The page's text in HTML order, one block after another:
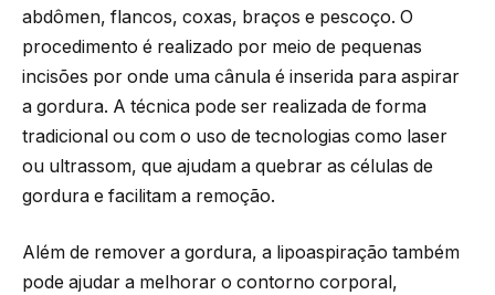
abdômen, flancos, coxas, braços e pescoço. O
procedimento é realizado por meio de pequenas
incisões por onde uma cânula é inserida para aspirar
a gordura. A técnica pode ser realizada de forma
tradicional ou com o uso de tecnologias como laser
ou ultrassom, que ajudam a quebrar as células de
gordura e facilitam a remoção.
Além de remover a gordura, a lipoaspiração também
pode ajudar a melhorar o contorno corporal,